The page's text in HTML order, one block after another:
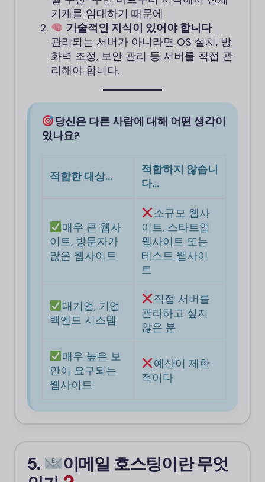
기계를 임대하기 때문에
기술적인 지식이 있어야 합니다
관리되는 서버가 아니라면 OS 설치, 방
화벽 조정, 보안 관리 등 서버를 직접 관
리해야 합니다.
당신은 다른 사람에 대해 어떤 생각이
있나요?
적합한 대상…
적합하지 않습니
다…
매우 큰 웹사
이트, 방문자가
많은 웹사이트
소규모 웹사
이트, 스타트업
웹사이트 또는
테스트 웹사이
트
대기업, 기업
백엔드 시스템
직접 서버를
관리하고 싶지
않은 분
매우 높은 보
안이 요구되는
웹사이트
예산이 제한
적이다
5.
이메일 호스팅이란 무엇